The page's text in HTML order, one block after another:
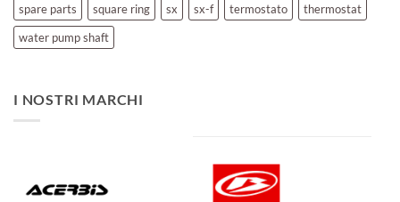
spare parts
square ring sx sx-f termostato
thermostat
water pump shaft
I NOSTRI MARCHI